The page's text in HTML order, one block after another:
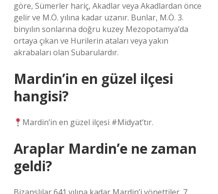
göre, Sümerler hariç, Akadlar veya Akadlardan önce
gelir ve M.Ö. yılına kadar uzanır. Bunlar, M.Ö. 3.
binyılın sonlarına doğru kuzey Mezopotamya’da
ortaya çıkan ve Hurilerin ataları veya yakın
akrabaları olan Subarulardır.
Mardin’in en güzel ilçesi
hangisi?
Mardin’in en güzel ilçesi #Midyat’tır.
Araplar Mardin’e ne zaman
geldi?